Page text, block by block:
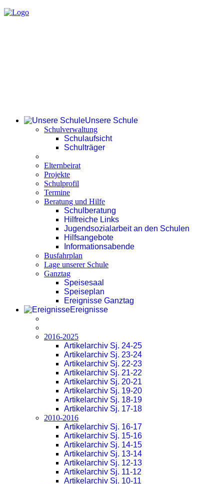
Unsere Schule
Schulverwaltung
Schulaufsicht
Schulträger
Elternbeirat
Projekte
Schulprofil
Termine
Beratung und Hilfe
Schulberatung
Hilfreiche Links
Jugendsozialarbeit an den Schulen
Hilfsangebote
Informationsabende
Busfahrplan
Lage unserer Schule
Ganztag
Speisesaal
Speiseplan
Ereignisse Ganztag
Ereignisse
2016-2025
Artikelarchiv Sj. 24-25
Artikelarchiv Sj. 23-24
Artikelarchiv Sj. 22-23
Artikelarchiv Sj. 21-22
Artikelarchiv Sj. 20-21
Artikelarchiv Sj. 19-20
Artikelarchiv Sj. 18-19
Artikelarchiv Sj. 17-18
2010-2016
Artikelarchiv Sj. 16-17
Artikelarchiv Sj. 15-16
Artikelarchiv Sj. 14-15
Artikelarchiv Sj. 13-14
Artikelarchiv Sj. 12-13
Artikelarchiv Sj. 11-12
Artikelarchiv Sj. 10-11